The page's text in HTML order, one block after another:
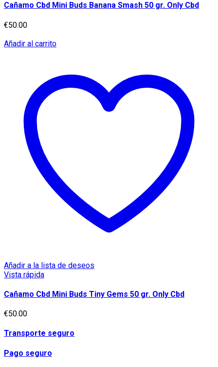
Cañamo Cbd Mini Buds Banana Smash 50 gr. Only Cbd
€50.00
Añadir al carrito
Añadir a la lista de deseos
Vista rápida
Cañamo Cbd Mini Buds Tiny Gems 50 gr. Only Cbd
€50.00
Transporte seguro
Pago seguro